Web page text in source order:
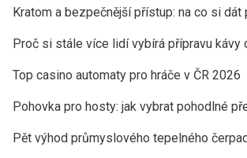
Kratom a bezpečnější přístup: na co si dát
Proč si stále více lidí vybírá přípravu kávy
Top casino automaty pro hráče v ČR 2026
Pohovka pro hosty: jak vybrat pohodlné
Pět výhod průmyslového tepelného